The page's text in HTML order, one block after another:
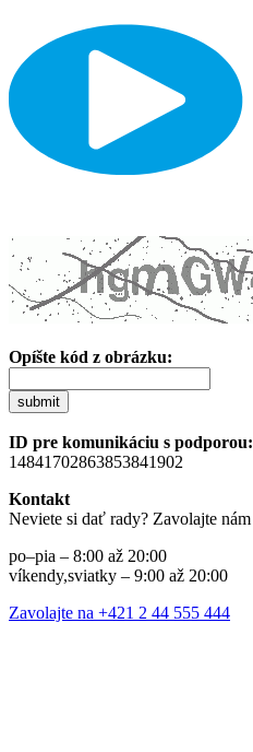
Opíšte kód z obrázku:
submit
ID pre komunikáciu s podporou:
14841702863853841902
Kontakt
Neviete si dať rady? Zavolajte nám
po–pia – 8:00 až 20:00
víkendy,sviatky – 9:00 až 20:00
Zavolajte na +421 2 44 555 444